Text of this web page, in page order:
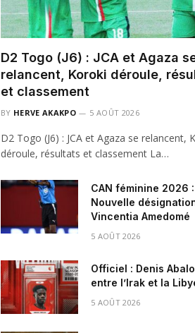
D2 Togo (J6) : JCA et Agaza
relancent, Koroki déroule,
et classement
BY HERVE AKAKPO 5 AOÛT 2026
D2 Togo (J6) : JCA et Agaza se relancent,
déroule, résultats et classement La…
CAN féminine 2026 :
Nouvelle
Vincentia Amedomé
5 AOÛT 2026
Officiel : Denis
entre l’Irak et la
5 AOÛT 2026